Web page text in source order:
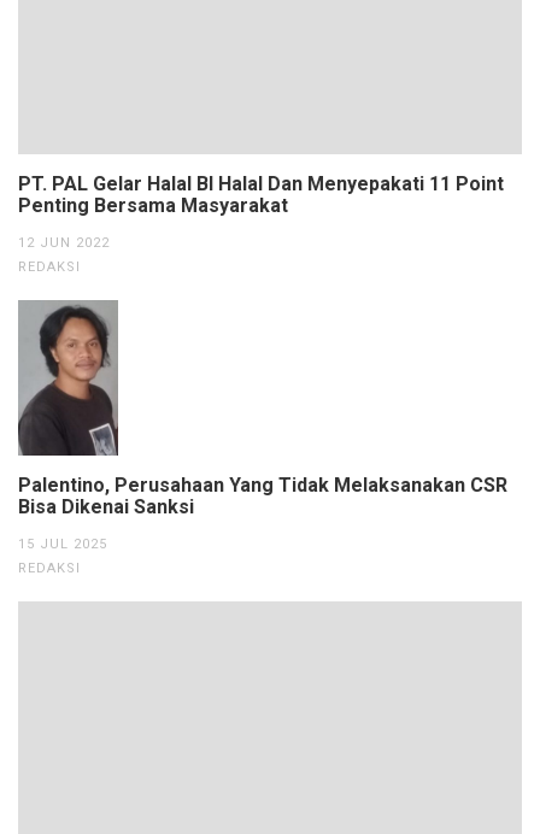
PT. PAL Gelar Halal BI Halal Dan Menyepakati 11 Point
Penting Bersama Masyarakat
12 JUN 2022
REDAKSI
Palentino, Perusahaan Yang Tidak Melaksanakan CSR
Bisa Dikenai Sanksi
15 JUL 2025
REDAKSI